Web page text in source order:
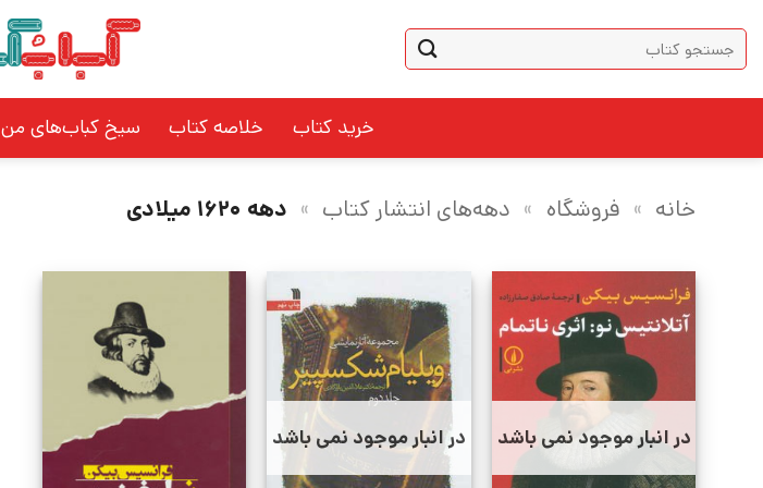
content
جستجو
برای:
خرید کتاب خلاصه کتاب سیخ کباب‌های من
خانه » فروشگاه » دهه‌های انتشار کتاب » دهه 1620 میلادی
در انبار موجود نمی باشد در انبار موجود نمی باشد